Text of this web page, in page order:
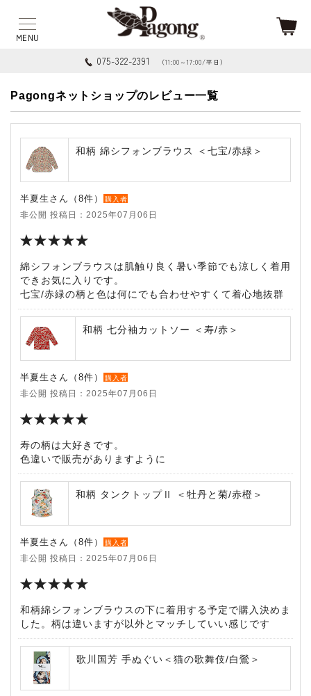
075-322-2391 （11:00～17:00/平日）
Pagongネットショップのレビュー一覧
和柄 綿シフォンブラウス ＜七宝/赤緑＞
半夏生さん（8件） 購入者
非公開 投稿日：2025年07月06日
綿シフォンブラウスは肌触り良く暑い季節でも涼しく着用
できお気に入りです。
七宝/赤緑の柄と色は何にでも合わせやすくて着心地抜群
和柄 七分袖カットソー ＜寿/赤＞
半夏生さん（8件） 購入者
非公開 投稿日：2025年07月06日
寿の柄は大好きです。
色違いで販売がありますように
和柄 タンクトップⅡ ＜牡丹と菊/赤橙＞
半夏生さん（8件） 購入者
非公開 投稿日：2025年07月06日
和柄綿シフォンブラウスの下に着用する予定で購入決めま
した。柄は違いますが以外とマッチしていい感じです
歌川国芳 手ぬぐい＜猫の歌舞伎/白鶯＞